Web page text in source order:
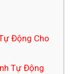
Động Cho
Tự Động